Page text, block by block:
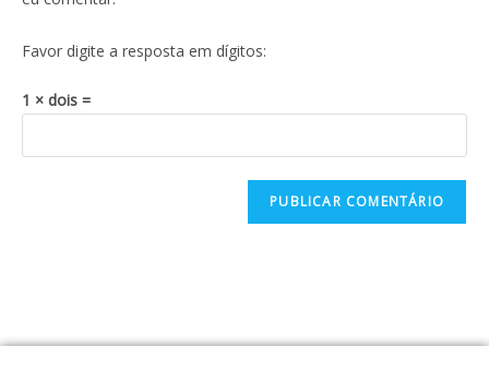
Favor digite a resposta em dígitos:
1 × dois =